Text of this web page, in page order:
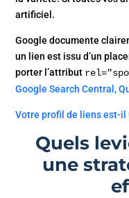
artificiel.
Google documente
un lien est issu d’un
porter l’attribut
Google Search Central,
Votre profil de liens est-
Quels
une